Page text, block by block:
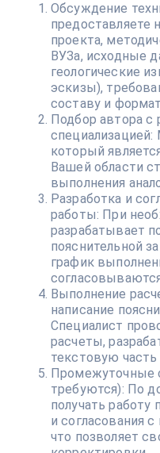
Обсуждение
предоставляете
проекта,
ВУЗа, исходные
геологические
эскизы),
составу и
Подбор автора с
который
Вашей области
выполнения
Разработка и
работы: При
разрабатывает
пояснительной
график
Выполнение
написание
Специалист
расчеты,
текстовую
Промежуточные
требуются): По
получать работу
и согласования
что позволяет